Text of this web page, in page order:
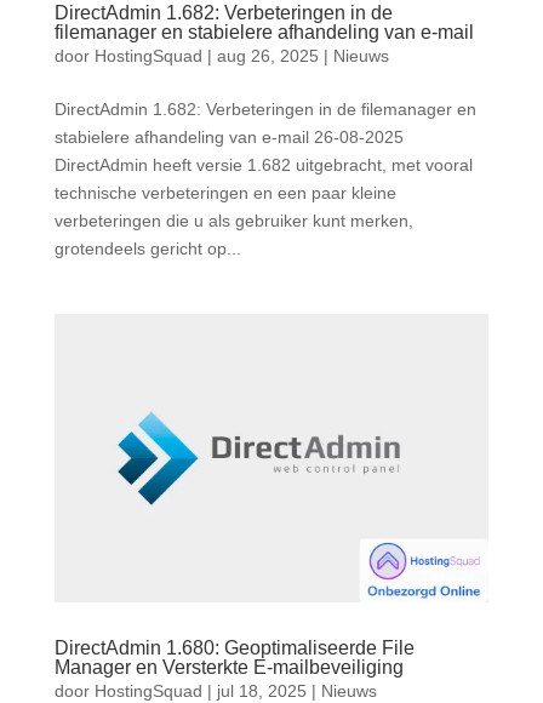
DirectAdmin 1.682: Verbeteringen in de
filemanager en stabielere afhandeling van e-mail
door HostingSquad | aug 26, 2025 | Nieuws
DirectAdmin 1.682: Verbeteringen in de filemanager en
stabielere afhandeling van e-mail 26-08-2025
DirectAdmin heeft versie 1.682 uitgebracht, met vooral
technische verbeteringen en een paar kleine
verbeteringen die u als gebruiker kunt merken,
grotendeels gericht op...
DirectAdmin 1.680: Geoptimaliseerde File
Manager en Versterkte E-mailbeveiliging
door HostingSquad | jul 18, 2025 | Nieuws